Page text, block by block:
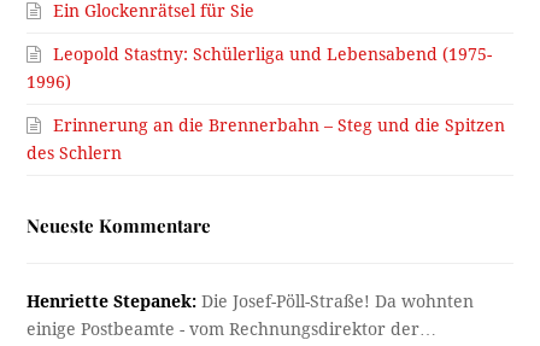
Ein Glockenrätsel für Sie
Leopold Stastny: Schülerliga und Lebensabend (1975-
1996)
Erinnerung an die Brennerbahn – Steg und die Spitzen
des Schlern
Neueste Kommentare
Henriette Stepanek: Die Josef-Pöll-Straße! Da wohnten
einige Postbeamte - vom Rechnungsdirektor der…